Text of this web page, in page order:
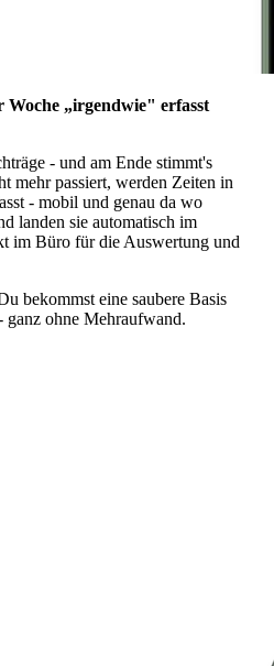
Woche „irgendwie" erfasst
- und am Ende stimmt's
mehr passiert, werden Zeiten in
- mobil und genau da wo
landen sie automatisch im
im Büro für die Auswertung und
bekommst eine saubere Basis
ganz ohne Mehraufwand.